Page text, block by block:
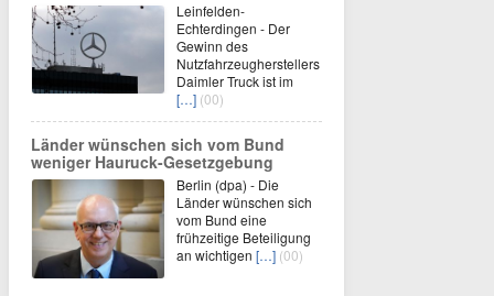
Leinfelden-
Echterdingen - Der
Gewinn des
Nutzfahrzeugherstellers
Daimler Truck ist im
[…] (00)
Länder wünschen sich vom Bund
weniger Hauruck-Gesetzgebung
Berlin (dpa) - Die
Länder wünschen sich
vom Bund eine
frühzeitige Beteiligung
an wichtigen […] (00)